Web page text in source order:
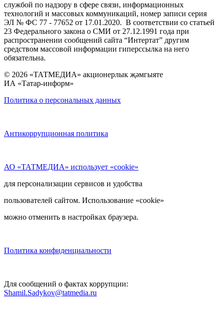
службой по надзору в сфере связи, информационных
технологий и массовых коммуникаций, номер записи серия
ЭЛ № ФС 77 - 77652 от 17.01.2020. В соответствии со статьей
23 Федерального закона о СМИ от 27.12.1991 года при
распространении сообщений сайта “Интертат” другим
средством массовой информации гиперссылка на него
обязательна.
© 2026 «ТАТМЕДИА» акционерлык җәмгыяте
ИА «Татар-информ»
Политика о персональных данных
Антикоррупционная политика
АО «ТАТМЕДИА» использует «cookie»
для персонализации сервисов и удобства
пользователей сайтом. Использование «cookie»
можно отменить в настройках браузера.
Политика конфиденциальности
Для сообщений о фактах коррупции:
Shamil.Sadykov@tatmedia.ru